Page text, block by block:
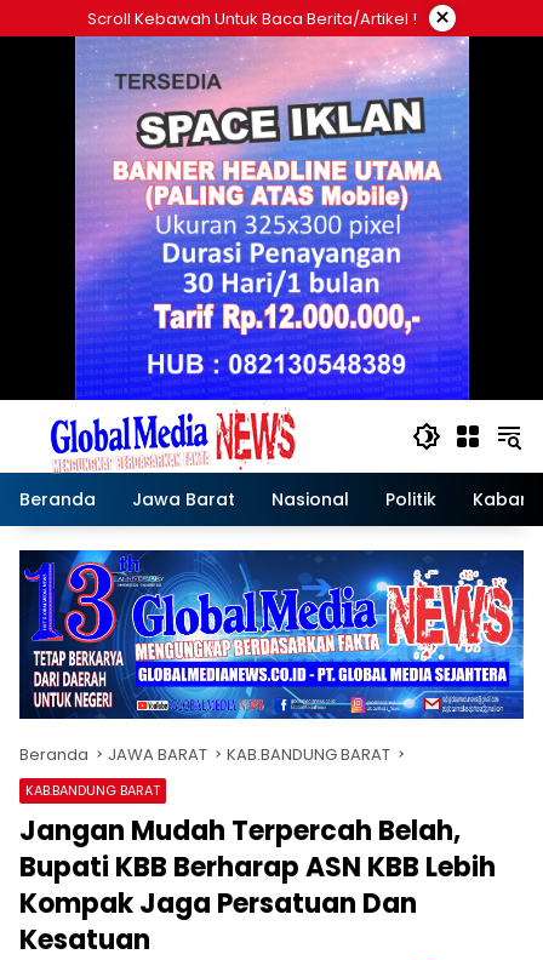
ke
Scroll Kebawah Untuk Baca Berita/artikel ! ×
Beranda Jawa Barat Nasional Politik Kabar
Beranda JAWA BARAT KAB.BANDUNG BARAT
KAB.BANDUNG BARAT
Jangan Mudah Terpercah Belah,
Bupati KBB Berharap ASN KBB Lebih
Kompak Jaga Persatuan Dan
Kesatuan